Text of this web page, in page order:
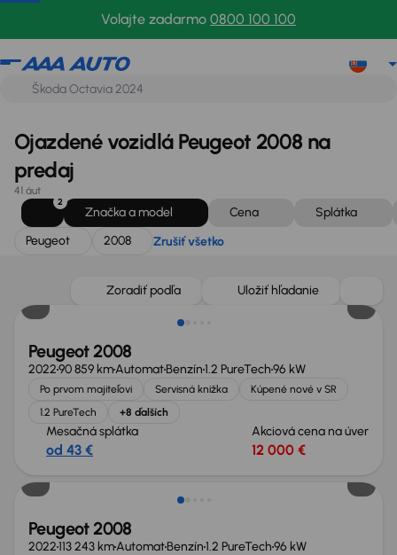
Volajte zadarmo 0800 100 100
Peugeot
Ojazdené vozidlá Peugeot 2008 na
predaj
41 áut
2
Značka a model Cena
Splátka
Peugeot
2008 Zrušiť všetko
Zoradiť podľa Uložiť hľadanie
Nové v ponuke
Peugeot 2008
202290 859 kmAutomatBenzín1.2 PureTech96 kW
Po prvom majiteľovi Servisná knižka
Kúpené nové v SR
1.2 PureTech
+8 ďalších
Mesačná splátka
od 43 €
Akciová cena na úver
12 000 €
Možnosť odpočtu DPH
Peugeot 2008
2022113 243 kmAutomatBenzín1.2 PureTech96 kW